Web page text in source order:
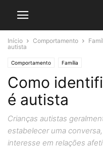
Início Comportamento
autista
Comportamento Família
Como
é autista
Crianças autistas
estabelecer uma
interesse em relações